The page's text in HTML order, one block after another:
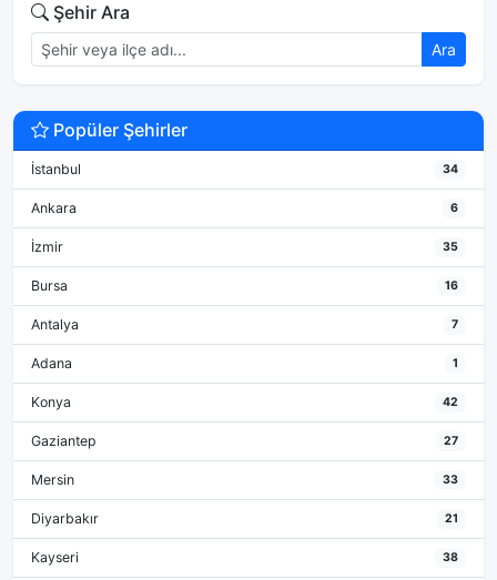
Şehir Ara
Ara
Popüler Şehirler
İstanbul 34
Ankara 6
İzmir 35
Bursa 16
Antalya 7
Adana 1
Konya 42
Gaziantep 27
Mersin 33
Diyarbakır 21
Kayseri 38